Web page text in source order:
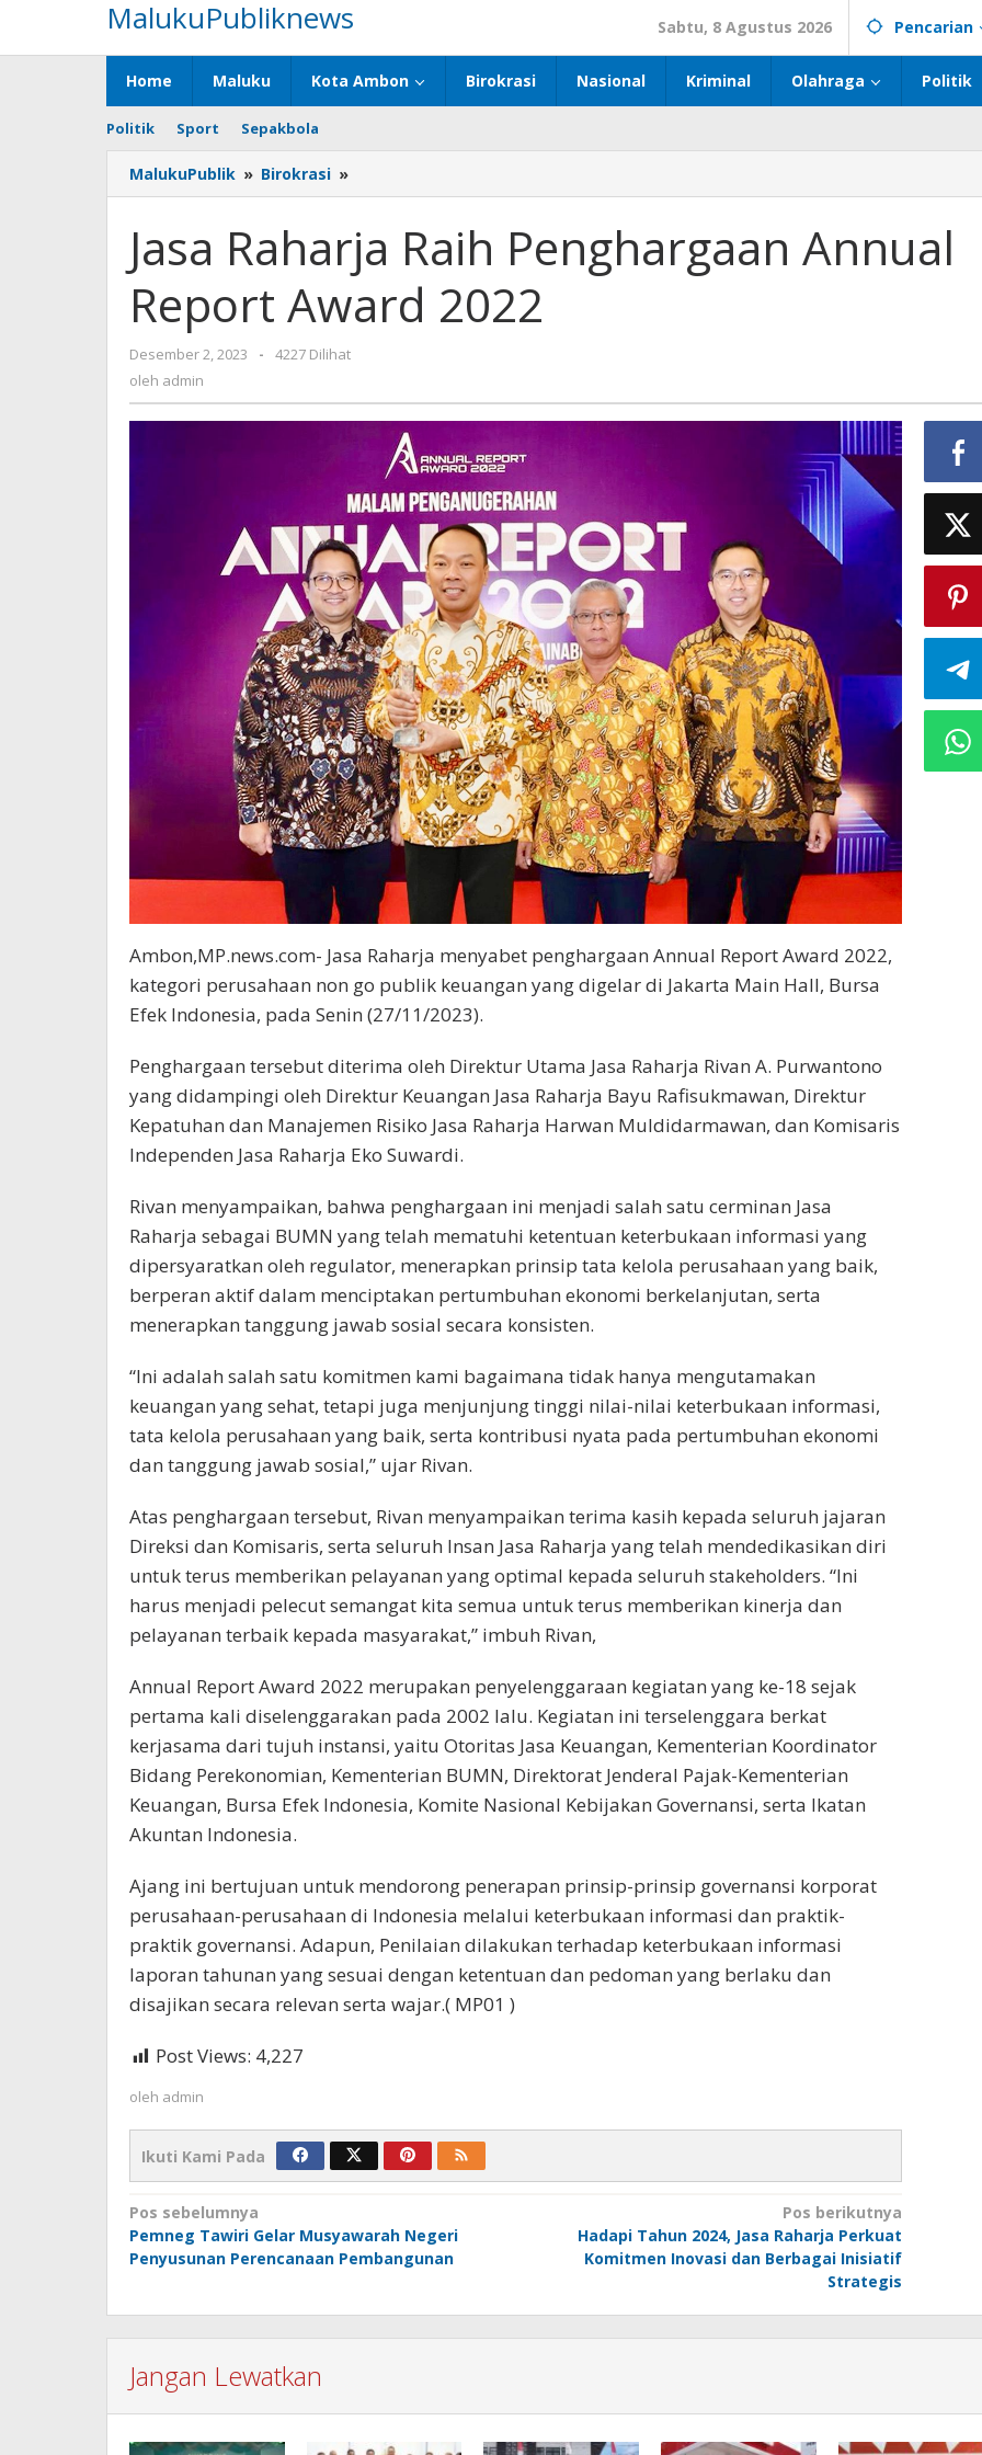
konten
MalukuPubliknews Sabtu, 8 Agustus 2026 Pencarian
Home Maluku Kota Ambon Birokrasi Nasional Kriminal Olahraga Politik
Politik Sport Sepakbola
MalukuPublik » Birokrasi »
Raharja
Penghargaan
Annual
Award
Jasa Raharja Raih Penghargaan Annual
Report Award 2022
Desember 2, 2023
oleh
-
4227 Dilihat
oleh admin
Ambon,MP.news.com- Jasa Raharja menyabet penghargaan Annual Report Award 2022,
kategori perusahaan non go publik keuangan yang digelar di Jakarta Main Hall, Bursa
Efek Indonesia, pada Senin (27/11/2023).
Penghargaan tersebut diterima oleh Direktur Utama Jasa Raharja Rivan A. Purwantono
yang didampingi oleh Direktur Keuangan Jasa Raharja Bayu Rafisukmawan, Direktur
Kepatuhan dan Manajemen Risiko Jasa Raharja Harwan Muldidarmawan, dan Komisaris
Independen Jasa Raharja Eko Suwardi.
Rivan menyampaikan, bahwa penghargaan ini menjadi salah satu cerminan Jasa
Raharja sebagai BUMN yang telah mematuhi ketentuan keterbukaan informasi yang
dipersyaratkan oleh regulator, menerapkan prinsip tata kelola perusahaan yang baik,
berperan aktif dalam menciptakan pertumbuhan ekonomi berkelanjutan, serta
menerapkan tanggung jawab sosial secara konsisten.
“Ini adalah salah satu komitmen kami bagaimana tidak hanya mengutamakan
keuangan yang sehat, tetapi juga menjunjung tinggi nilai-nilai keterbukaan informasi,
tata kelola perusahaan yang baik, serta kontribusi nyata pada pertumbuhan ekonomi
dan tanggung jawab sosial,” ujar Rivan.
Atas penghargaan tersebut, Rivan menyampaikan terima kasih kepada seluruh jajaran
Direksi dan Komisaris, serta seluruh Insan Jasa Raharja yang telah mendedikasikan diri
untuk terus memberikan pelayanan yang optimal kepada seluruh stakeholders. “Ini
harus menjadi pelecut semangat kita semua untuk terus memberikan kinerja dan
pelayanan terbaik kepada masyarakat,” imbuh Rivan,
Annual Report Award 2022 merupakan penyelenggaraan kegiatan yang ke-18 sejak
pertama kali diselenggarakan pada 2002 lalu. Kegiatan ini terselenggara berkat
kerjasama dari tujuh instansi, yaitu Otoritas Jasa Keuangan, Kementerian Koordinator
Bidang Perekonomian, Kementerian BUMN, Direktorat Jenderal Pajak-Kementerian
Keuangan, Bursa Efek Indonesia, Komite Nasional Kebijakan Governansi, serta Ikatan
Akuntan Indonesia.
Ajang ini bertujuan untuk mendorong penerapan prinsip-prinsip governansi korporat
perusahaan-perusahaan di Indonesia melalui keterbukaan informasi dan praktik-
praktik governansi. Adapun, Penilaian dilakukan terhadap keterbukaan informasi
laporan tahunan yang sesuai dengan ketentuan dan pedoman yang berlaku dan
disajikan secara relevan serta wajar.( MP01 )
Post Views: 4,227
oleh admin
Ikuti Kami Pada
Navigasi
pos
Pos sebelumnya
Pemneg Tawiri Gelar Musyawarah Negeri
Penyusunan Perencanaan Pembangunan
Pos berikutnya
Hadapi Tahun 2024, Jasa Raharja Perkuat
Komitmen Inovasi dan Berbagai Inisiatif
Strategis
Jangan Lewatkan